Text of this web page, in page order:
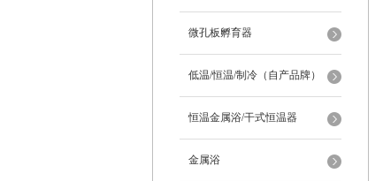
微孔板孵育器
低温/恒温/制冷（自产品牌）
恒温金属浴/干式恒温器
金属浴